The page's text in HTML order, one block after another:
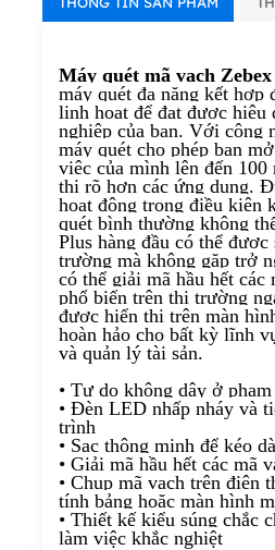
Máy quét mã vạch
máy quét đa năng kết hợp
linh hoạt để đạt được hiệu
nghiệp của bạn. Với công
máy quét cho phép bạn
việc của mình lên đến 100
thị rõ hơn các ứng dụng.
hoạt động trong điều kiện
quét bình thường không
Plus hàng đầu có thể
trường mà không gặp trở
có thể giải mã hầu hết các
phổ biến trên thị trường
được hiển thị trên màn
hoàn hảo cho bất kỳ lĩnh
và quản lý tài sản.
• Tự do không dây ở
• Đèn LED nhấp nháy và
trình
• Sạc thông minh để kéo
• Giải mã hầu hết các mã
• Chụp mã vạch trên điện
tính bảng hoặc màn hình
• Thiết kế kiểu súng chắc
làm việc khắc nghiệt